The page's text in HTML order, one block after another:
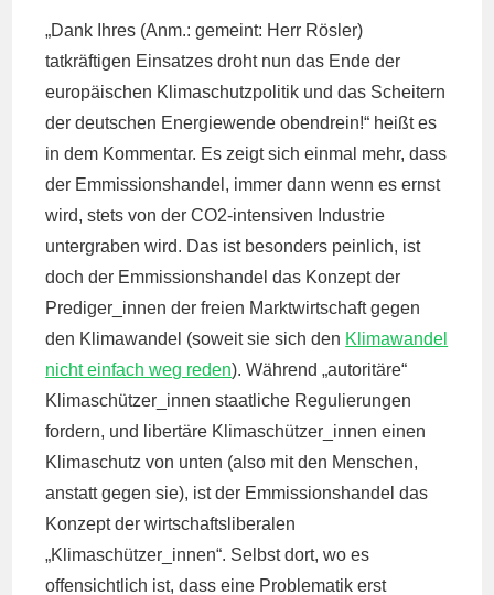
„Dank Ihres (Anm.: gemeint: Herr Rösler)
tatkräftigen Einsatzes droht nun das Ende der
europäischen Klimaschutzpolitik und das Scheitern
der deutschen Energiewende obendrein!“ heißt es
in dem Kommentar. Es zeigt sich einmal mehr, dass
der Emmissionshandel, immer dann wenn es ernst
wird, stets von der CO2-intensiven Industrie
untergraben wird. Das ist besonders peinlich, ist
doch der Emmissionshandel das Konzept der
Prediger_innen der freien Marktwirtschaft gegen
den Klimawandel (soweit sie sich den Klimawandel
nicht einfach weg reden). Während „autoritäre“
Klimaschützer_innen staatliche Regulierungen
fordern, und libertäre Klimaschützer_innen einen
Klimaschutz von unten (also mit den Menschen,
anstatt gegen sie), ist der Emmissionshandel das
Konzept der wirtschaftsliberalen
„Klimaschützer_innen“. Selbst dort, wo es
offensichtlich ist, dass eine Problematik erst